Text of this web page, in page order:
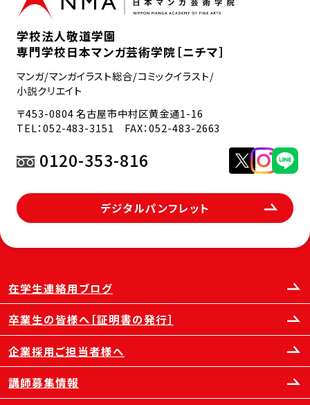
学校法人敬道学園
専門学校日本マンガ芸術学院［ニチマ］
マンガ/マンガイラスト総合/コミックイラスト/
小説クリエイト
〒453-0804 名古屋市中村区黄金通1-16
TEL：052-483-3151 FAX：052-483-2663
0120-353-816
デジタルパンフレット
在学生連絡用ブログ
卒業生の皆様へ［証明書の発行］
企業採用ご担当者様へ
講師募集情報